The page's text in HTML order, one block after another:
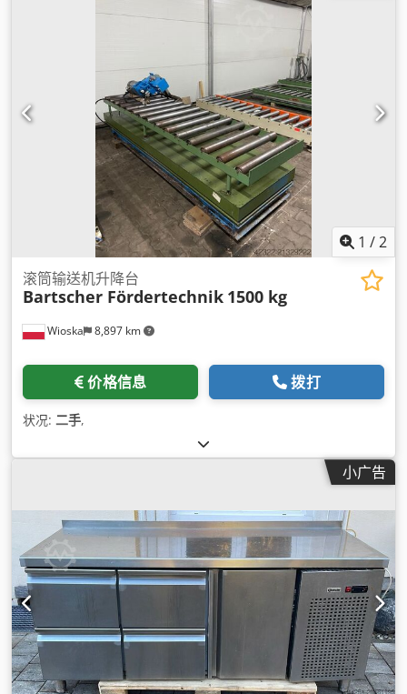
1 /2
Wioska 8,897 km
滚筒输送机升降台
Bartscher Fördertechnik 1500 kg
价格信息 拨打
状况: 二手,
小广告